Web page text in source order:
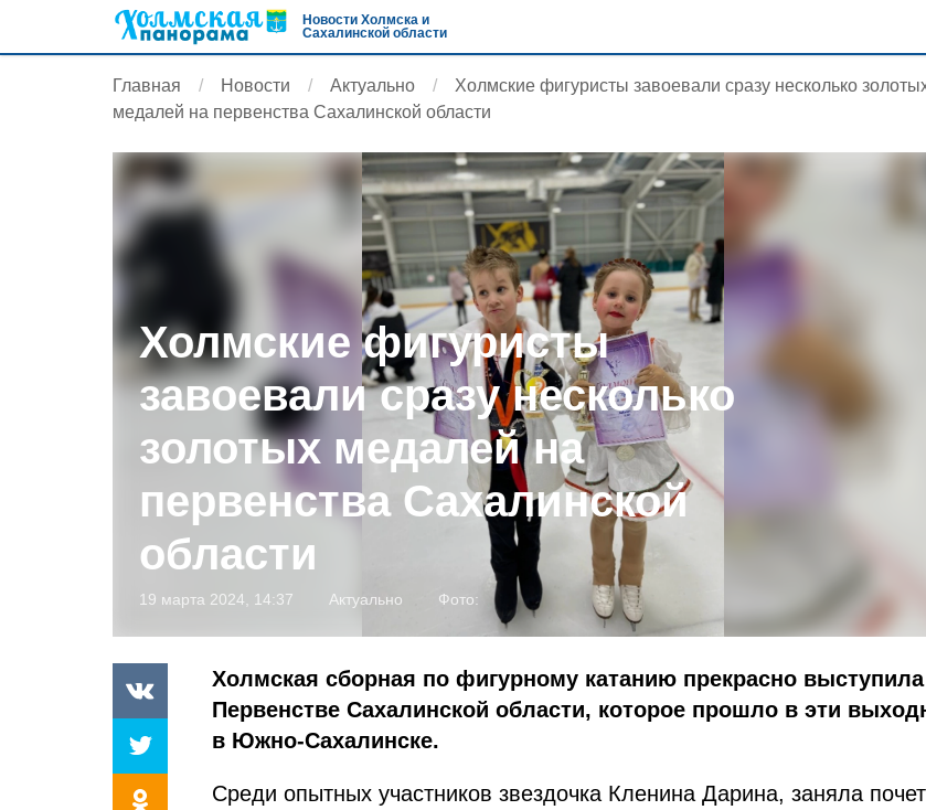
Новости Холмска и
Сахалинской области
Главная Новости Актуально
Холмские фигуристы завоевали сразу несколько
медалей на первенства Сахалинской области
Холмские фигуристы
завоевали сразу несколько
золотых медалей на
первенства Сахалинской
области
19 марта 2024, 14:37 Актуально Фото:
Холмская сборная по фигурному катанию прекрасно
Первенстве Сахалинской области, которое прошло в эти
в Южно-Сахалинске.
Среди опытных участников звездочка Кленина Дарина, заняла